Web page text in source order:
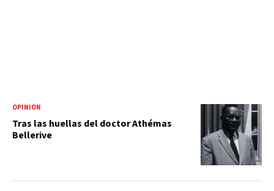
OPINIÓN
Tras las huellas del doctor Athémas
Bellerive